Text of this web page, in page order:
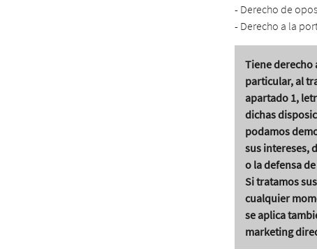
- Derecho de
- Derecho a la
Tiene derecho
particular, al
apartado 1,
dichas
podamos
sus intereses,
o la defensa
Si tratamos
cualquier
se aplica
marketing